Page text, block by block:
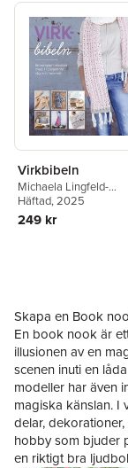
Virkbibeln
Michaela Lingfeld-
Hertner
Häftad, 2025
249 kr
Skapa en Book
En book nook är
illusionen av en
scenen inuti en
modeller har även
magiska känslan. I
delar,
hobby som bjuder
en riktigt bra